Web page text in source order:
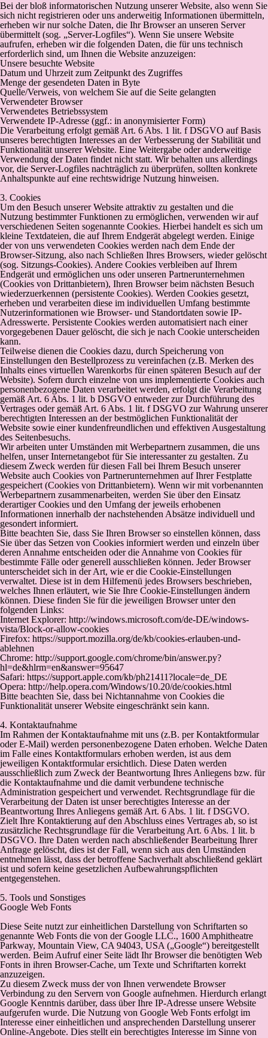
Bei der bloß informatorischen Nutzung unserer Website, also wenn Sie
sich nicht registrieren oder uns anderweitig Informationen übermitteln,
erheben wir nur solche Daten, die Ihr Browser an unseren Server
übermittelt (sog. „Server-Logfiles“). Wenn Sie unsere Website
aufrufen, erheben wir die folgenden Daten, die für uns technisch
erforderlich sind, um Ihnen die Website anzuzeigen:
Unsere besuchte Website
Datum und Uhrzeit zum Zeitpunkt des Zugriffes
Menge der gesendeten Daten in Byte
Quelle/Verweis, von welchem Sie auf die Seite gelangten
Verwendeter Browser
Verwendetes Betriebssystem
Verwendete IP-Adresse (ggf.: in anonymisierter Form)
Die Verarbeitung erfolgt gemäß Art. 6 Abs. 1 lit. f DSGVO auf Basis
unseres berechtigten Interesses an der Verbesserung der Stabilität und
Funktionalität unserer Website. Eine Weitergabe oder anderweitige
Verwendung der Daten findet nicht statt. Wir behalten uns allerdings
vor, die Server-Logfiles nachträglich zu überprüfen, sollten konkrete
Anhaltspunkte auf eine rechtswidrige Nutzung hinweisen.
3. Cookies
Um den Besuch unserer Website attraktiv zu gestalten und die
Nutzung bestimmter Funktionen zu ermöglichen, verwenden wir auf
verschiedenen Seiten sogenannte Cookies. Hierbei handelt es sich um
kleine Textdateien, die auf Ihrem Endgerät abgelegt werden. Einige
der von uns verwendeten Cookies werden nach dem Ende der
Browser-Sitzung, also nach Schließen Ihres Browsers, wieder gelöscht
(sog. Sitzungs-Cookies). Andere Cookies verbleiben auf Ihrem
Endgerät und ermöglichen uns oder unseren Partnerunternehmen
(Cookies von Drittanbietern), Ihren Browser beim nächsten Besuch
wiederzuerkennen (persistente Cookies). Werden Cookies gesetzt,
erheben und verarbeiten diese im individuellen Umfang bestimmte
Nutzerinformationen wie Browser- und Standortdaten sowie IP-
Adresswerte. Persistente Cookies werden automatisiert nach einer
vorgegebenen Dauer gelöscht, die sich je nach Cookie unterscheiden
kann.
Teilweise dienen die Cookies dazu, durch Speicherung von
Einstellungen den Bestellprozess zu vereinfachen (z.B. Merken des
Inhalts eines virtuellen Warenkorbs für einen späteren Besuch auf der
Website). Sofern durch einzelne von uns implementierte Cookies auch
personenbezogene Daten verarbeitet werden, erfolgt die Verarbeitung
gemäß Art. 6 Abs. 1 lit. b DSGVO entweder zur Durchführung des
Vertrages oder gemäß Art. 6 Abs. 1 lit. f DSGVO zur Wahrung unserer
berechtigten Interessen an der bestmöglichen Funktionalität der
Website sowie einer kundenfreundlichen und effektiven Ausgestaltung
des Seitenbesuchs.
Wir arbeiten unter Umständen mit Werbepartnern zusammen, die uns
helfen, unser Internetangebot für Sie interessanter zu gestalten. Zu
diesem Zweck werden für diesen Fall bei Ihrem Besuch unserer
Website auch Cookies von Partnerunternehmen auf Ihrer Festplatte
gespeichert (Cookies von Drittanbietern). Wenn wir mit vorbenannten
Werbepartnern zusammenarbeiten, werden Sie über den Einsatz
derartiger Cookies und den Umfang der jeweils erhobenen
Informationen innerhalb der nachstehenden Absätze individuell und
gesondert informiert.
Bitte beachten Sie, dass Sie Ihren Browser so einstellen können, dass
Sie über das Setzen von Cookies informiert werden und einzeln über
deren Annahme entscheiden oder die Annahme von Cookies für
bestimmte Fälle oder generell ausschließen können. Jeder Browser
unterscheidet sich in der Art, wie er die Cookie-Einstellungen
verwaltet. Diese ist in dem Hilfemenü jedes Browsers beschrieben,
welches Ihnen erläutert, wie Sie Ihre Cookie-Einstellungen ändern
können. Diese finden Sie für die jeweiligen Browser unter den
folgenden Links:
Internet Explorer: http://windows.microsoft.com/de-DE/windows-
vista/Block-or-allow-cookies
Firefox: https://support.mozilla.org/de/kb/cookies-erlauben-und-
ablehnen
Chrome: http://support.google.com/chrome/bin/answer.py?
hl=de&hlrm=en&answer=95647
Safari: https://support.apple.com/kb/ph21411?locale=de_DE
Opera: http://help.opera.com/Windows/10.20/de/cookies.html
Bitte beachten Sie, dass bei Nichtannahme von Cookies die
Funktionalität unserer Website eingeschränkt sein kann.
4. Kontaktaufnahme
Im Rahmen der Kontaktaufnahme mit uns (z.B. per Kontaktformular
oder E-Mail) werden personenbezogene Daten erhoben. Welche Daten
im Falle eines Kontaktformulars erhoben werden, ist aus dem
jeweiligen Kontaktformular ersichtlich. Diese Daten werden
ausschließlich zum Zweck der Beantwortung Ihres Anliegens bzw. für
die Kontaktaufnahme und die damit verbundene technische
Administration gespeichert und verwendet. Rechtsgrundlage für die
Verarbeitung der Daten ist unser berechtigtes Interesse an der
Beantwortung Ihres Anliegens gemäß Art. 6 Abs. 1 lit. f DSGVO.
Zielt Ihre Kontaktierung auf den Abschluss eines Vertrages ab, so ist
zusätzliche Rechtsgrundlage für die Verarbeitung Art. 6 Abs. 1 lit. b
DSGVO. Ihre Daten werden nach abschließender Bearbeitung Ihrer
Anfrage gelöscht, dies ist der Fall, wenn sich aus den Umständen
entnehmen lässt, dass der betroffene Sachverhalt abschließend geklärt
ist und sofern keine gesetzlichen Aufbewahrungspflichten
entgegenstehen.
5. Tools und Sonstiges
Google Web Fonts
Diese Seite nutzt zur einheitlichen Darstellung von Schriftarten so
genannte Web Fonts die von der Google LLC., 1600 Amphitheatre
Parkway, Mountain View, CA 94043, USA („Google“) bereitgestellt
werden. Beim Aufruf einer Seite lädt Ihr Browser die benötigten Web
Fonts in ihren Browser-Cache, um Texte und Schriftarten korrekt
anzuzeigen.
Zu diesem Zweck muss der von Ihnen verwendete Browser
Verbindung zu den Servern von Google aufnehmen. Hierdurch erlangt
Google Kenntnis darüber, dass über Ihre IP-Adresse unsere Website
aufgerufen wurde. Die Nutzung von Google Web Fonts erfolgt im
Interesse einer einheitlichen und ansprechenden Darstellung unserer
Online-Angebote. Dies stellt ein berechtigtes Interesse im Sinne von